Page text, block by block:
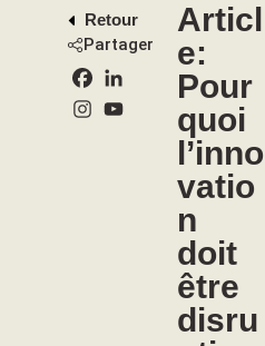
Retour
Partager
Articl
e:
Pour
quoi
l’inno
vatio
n
doit
être
disru